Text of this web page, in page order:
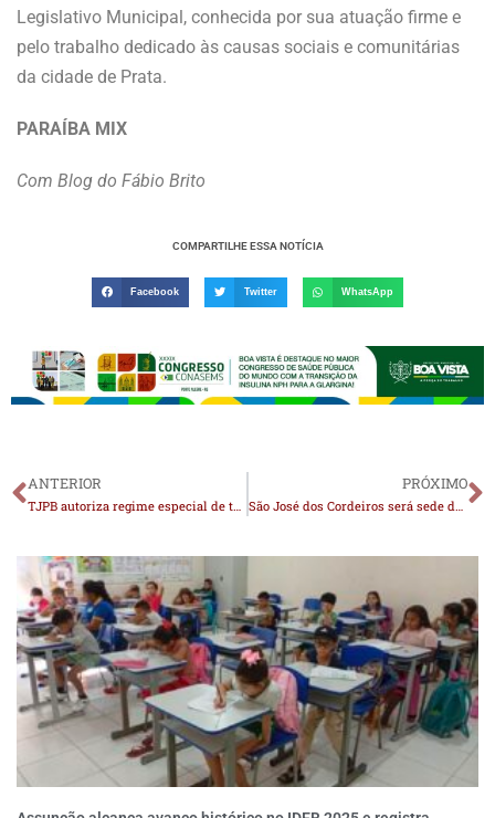
Legislativo Municipal, conhecida por sua atuação firme e
pelo trabalho dedicado às causas sociais e comunitárias
da cidade de Prata.
PARAÍBA MIX
Com Blog do Fábio Brito
COMPARTILHE ESSA NOTÍCIA
Facebook Twitter WhatsApp
ANTERIOR
TJPB autoriza regime especial de teletrabalho na Comarca de Serra Branca durante 15 dias
PRÓXIMO
São José dos Cordeiros será sede da cerimônia do Prêmio Referência 2025; cidade se prepara para receber as referências do Cariri e da Paraíba